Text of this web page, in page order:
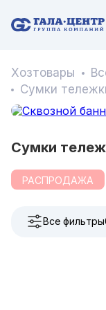
Хозтовары
Сумки
Сумки
РАСПРОДАЖА
Все фильтры